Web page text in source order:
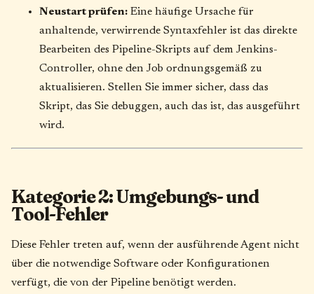
Neustart prüfen: Eine häufige Ursache für
anhaltende, verwirrende Syntaxfehler ist das direkte
Bearbeiten des Pipeline-Skripts auf dem Jenkins-
Controller, ohne den Job ordnungsgemäß zu
aktualisieren. Stellen Sie immer sicher, dass das
Skript, das Sie debuggen, auch das ist, das ausgeführt
wird.
Kategorie 2: Umgebungs- und
Tool-Fehler
Diese Fehler treten auf, wenn der ausführende Agent nicht
über die notwendige Software oder Konfigurationen
verfügt, die von der Pipeline benötigt werden.